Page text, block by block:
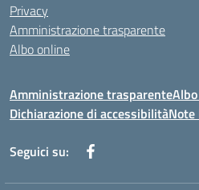
Privacy
Amministrazione trasparente
Albo online
Amministrazione trasparente
Dichiarazione di accessibilitàNote
Seguici su: